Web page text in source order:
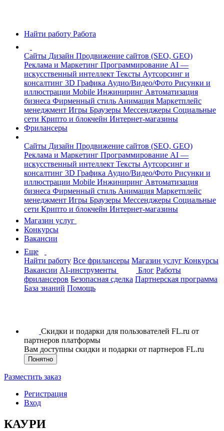
Найти работу Работа
Сайты Дизайн Продвижение сайтов (SEO, GEO)
Реклама и Маркетинг Программирование AI —
искусственный интеллект Тексты Аутсорсинг и
консалтинг 3D Графика Аудио/Видео/Фото Рисунки и
иллюстрации Mobile Инжиниринг Автоматизация
бизнеса Фирменный стиль Анимация Маркетплейс
менеджмент Игры Браузеры Мессенджеры Социальные
сети Крипто и блокчейн Интернет-магазины
Фрилансеры
Сайты Дизайн Продвижение сайтов (SEO, GEO)
Реклама и Маркетинг Программирование AI —
искусственный интеллект Тексты Аутсорсинг и
консалтинг 3D Графика Аудио/Видео/Фото Рисунки и
иллюстрации Mobile Инжиниринг Автоматизация
бизнеса Фирменный стиль Анимация Маркетплейс
менеджмент Игры Браузеры Мессенджеры Социальные
сети Крипто и блокчейн Интернет-магазины
Магазин услуг
Конкурсы
Вакансии
Еще
Найти работу Все фрилансеры Магазин услуг Конкурсы
Вакансии AI-инструменты Блог Работы
фрилансеров Безопасная сделка Партнерская программа
База знаний Помощь
Скидки и подарки для пользователей FL.ru от
партнеров платформы
Вам доступны скидки и подарки от партнеров FL.ru
Понятно
Разместить заказ
Регистрация
Вход
КАУРИ